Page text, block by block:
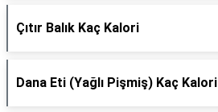
Çıtır Balık Kaç Kalori
Dana Eti (Yağlı Pişmiş) Kaç Kalori